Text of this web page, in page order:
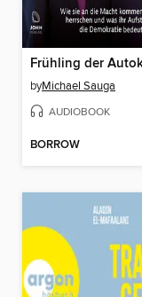
byMichael Sauga
AUDIOBOOK
BORROW